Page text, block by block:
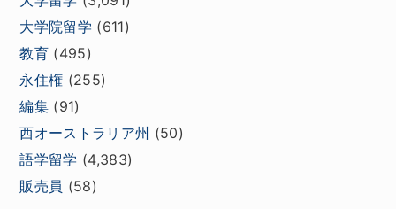
大学院留学 (611)
教育 (495)
永住権 (255)
編集 (91)
西オーストラリア州 (50)
語学留学 (4,383)
販売員 (58)